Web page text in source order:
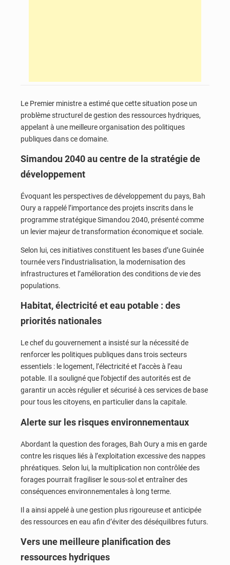
Le Premier ministre a estimé que cette situation pose un
problème structurel de gestion des ressources hydriques,
appelant à une meilleure organisation des politiques
publiques dans ce domaine.
Simandou 2040 au centre de la stratégie de
développement
Évoquant les perspectives de développement du pays, Bah
Ourya rappelé l’importance des projets inscrits dans le
programme stratégique Simandou 2040, présenté comme
un levier majeur de transformation économique et sociale.
Selon lui, ces initiatives constituent les bases d’une Guinée
tournée vers l’industrialisation, la modernisation des
infrastructures et l’amélioration des conditions de vie des
populations.
Habitat, électricité et eau potable : des
priorités nationales
Le chef du gouvernement a insisté sur la nécessité de
renforcer les politiques publiques dans trois secteurs
essentiels : le logement, l’électricité et l’accès à l’eau
potable. Il a souligné que l’objectif des autorités est de
garantir un accès régulier et sécurisé à ces services de base
pour tous les citoyens, en particulier dans la capitale.
Alerte sur les risques environnementaux
Abordant la question des forages, Bah Ourya mis en garde
contre les risques liés à l’exploitation excessive des nappes
phréatiques. Selon lui, la multiplication non contrôlée des
forages pourrait fragiliser le sous-sol et entraîner des
conséquences environnementales à long terme.
Il a ainsi appelé à une gestion plus rigoureuse et anticipée
des ressources en eau afin d’éviter des déséquilibres futurs.
Vers une meilleure planification des
ressources hydriques